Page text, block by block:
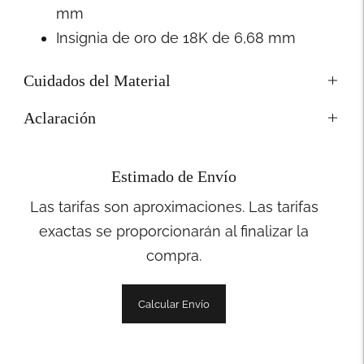
mm
Insignia de oro de 18K de 6,68 mm
Cuidados del Material
Aclaración
Estimado de Envío
Las tarifas son aproximaciones. Las tarifas
exactas se proporcionarán al finalizar la
compra.
Calcular Envío